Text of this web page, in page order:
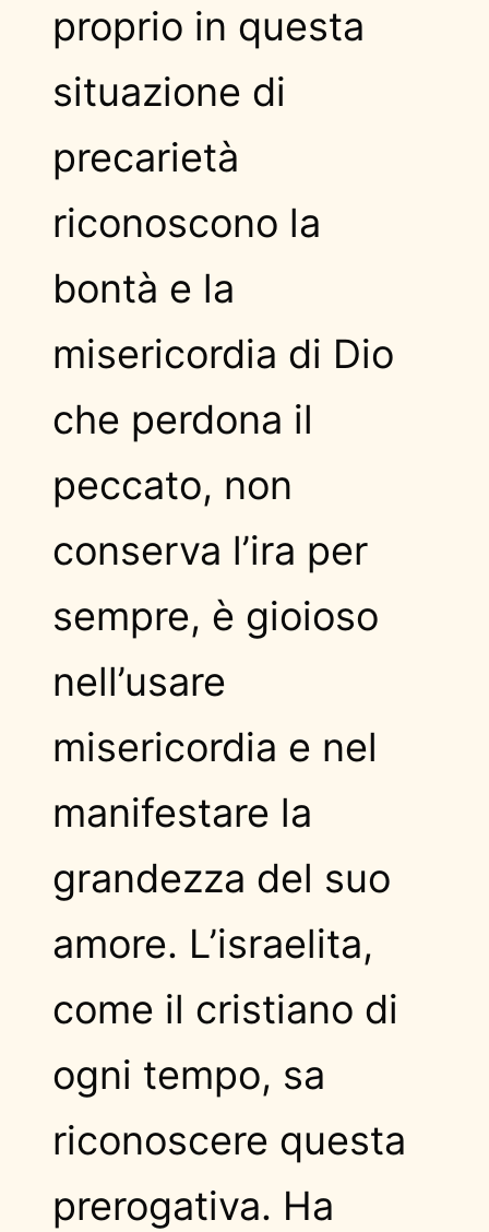
proprio in questa
situazione di
precarietà
riconoscono la
bontà e la
misericordia di Dio
che perdona il
peccato, non
conserva l’ira per
sempre, è gioioso
nell’usare
misericordia e nel
manifestare la
grandezza del suo
amore. L’israelita,
come il cristiano di
ogni tempo, sa
riconoscere questa
prerogativa. Ha